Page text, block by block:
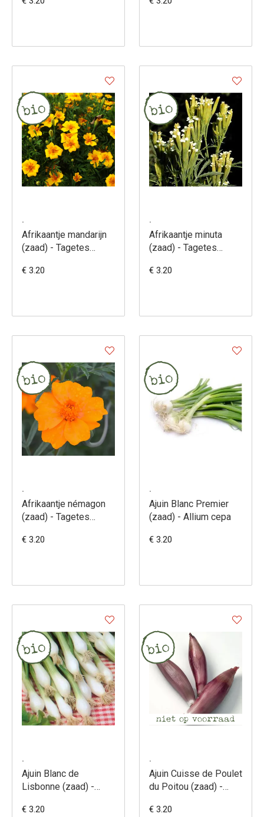
.
Afrikaantje mandarijn
(zaad) - Tagetes
Tangerine gem
€ 3.20
.
Afrikaantje minuta
(zaad) - Tagetes
€ 3.20
.
Afrikaantje némagon
(zaad) - Tagetes
€ 3.20
.
Ajuin Blanc Premier
(zaad) - Allium cepa
€ 3.20
.
Ajuin Blanc de
Lisbonne (zaad) -
€ 3.20
.
Ajuin Cuisse de Poulet
du Poitou (zaad) -
€ 3.20